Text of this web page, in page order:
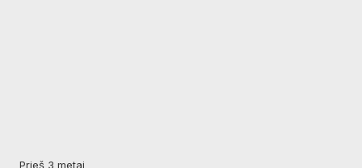
prieš 3 metai